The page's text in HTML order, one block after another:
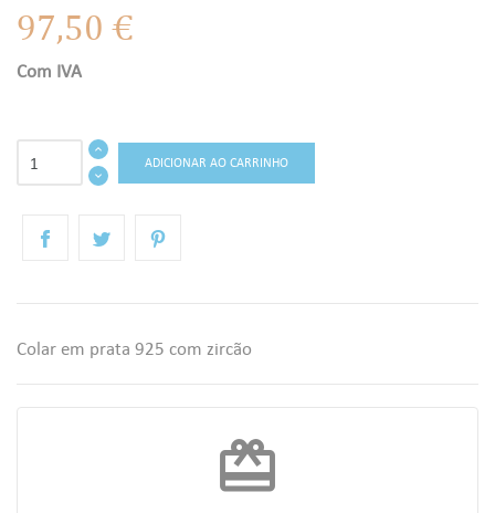
97,50 €
Com IVA
ADICIONAR AO CARRINHO
redeem
Colar em prata 925 com zircão